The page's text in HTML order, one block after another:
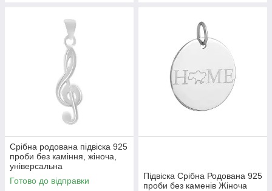
Срібна родована підвіска 925
проби без каміння, жіноча,
універсальна
Готово до відправки
Підвіска Срібна Родована 925
проби без каменів Жіноча